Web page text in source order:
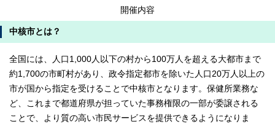
開催内容
中核市とは？
全国には、人口1,000人以下の村から100万人を超える大都市まで
約1,700の市町村があり、政令指定都市を除いた人口20万人以上の
市が国から指定を受けることで中核市となります。保健所業務な
ど、これまで都道府県が担っていた事務権限の一部が委譲される
ことで、より質の高い市民サービスを提供できるようになりま